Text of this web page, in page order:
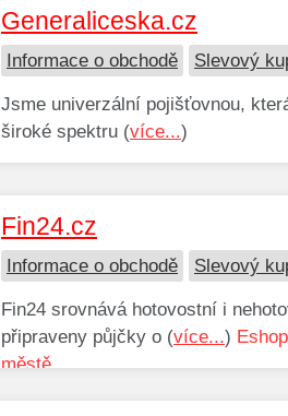
Generaliceska.cz
Informace o obchodě Slevový
Jsme univerzální pojišťovnou,
široké spektru (více...)
Fin24.cz
Informace o obchodě Slevový
Fin24 srovnává hotovostní i
připraveny půjčky o (více...)
městě.